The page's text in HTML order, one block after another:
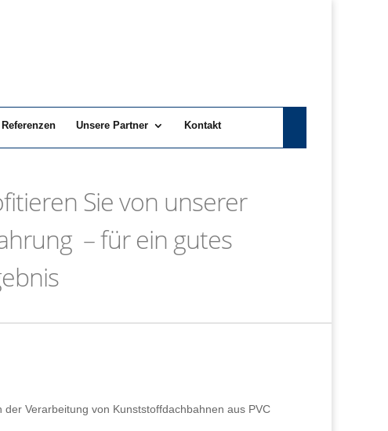
Referenzen Unsere Partner Kontakt
Sie von unserer
– für ein gutes
Verarbeitung von Kunststoffdachbahnen aus PVC